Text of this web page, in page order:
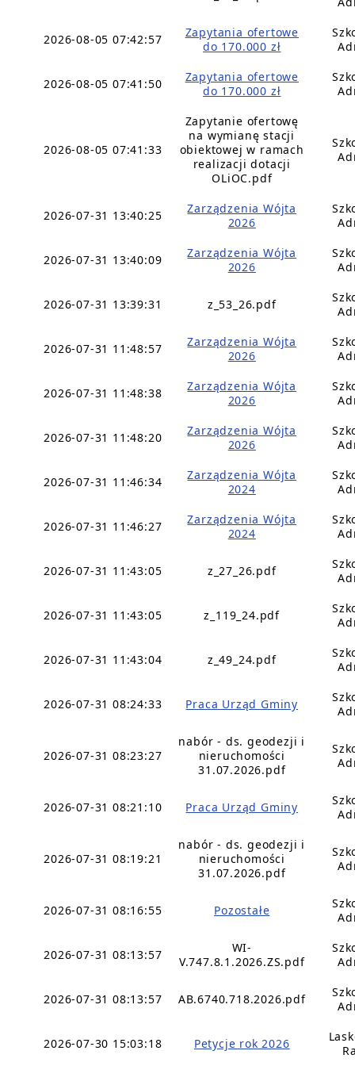
2026-08-05 07:42:57
Zapytania ofertowe
do 170.000 zł
2026-08-05 07:41:50
Zapytania ofertowe
do 170.000 zł
2026-08-05 07:41:33
Zapytanie ofertowę
na wymianę stacji
obiektowej w ramach
realizacji dotacji
OLiOC.pdf
2026-07-31 13:40:25
Zarządzenia Wójta
2026
2026-07-31 13:40:09
Zarządzenia Wójta
2026
2026-07-31 13:39:31 z_53_26.pdf
2026-07-31 11:48:57
Zarządzenia Wójta
2026
2026-07-31 11:48:38
Zarządzenia Wójta
2026
2026-07-31 11:48:20
Zarządzenia Wójta
2026
2026-07-31 11:46:34
Zarządzenia Wójta
2024
2026-07-31 11:46:27
Zarządzenia Wójta
2024
2026-07-31 11:43:05 z_27_26.pdf
2026-07-31 11:43:05 z_119_24.pdf
2026-07-31 11:43:04 z_49_24.pdf
2026-07-31 08:24:33 Praca Urząd Gminy
2026-07-31 08:23:27
nabór - ds. geodezji i
nieruchomości
31.07.2026.pdf
2026-07-31 08:21:10 Praca Urząd Gminy
2026-07-31 08:19:21
nabór - ds. geodezji i
nieruchomości
31.07.2026.pdf
2026-07-31 08:16:55 Pozostałe
2026-07-31 08:13:57
WI-
V.747.8.1.2026.ZS.pdf
2026-07-31 08:13:57 AB.6740.718.2026.pdf
2026-07-30 15:03:18 Petycje rok 2026